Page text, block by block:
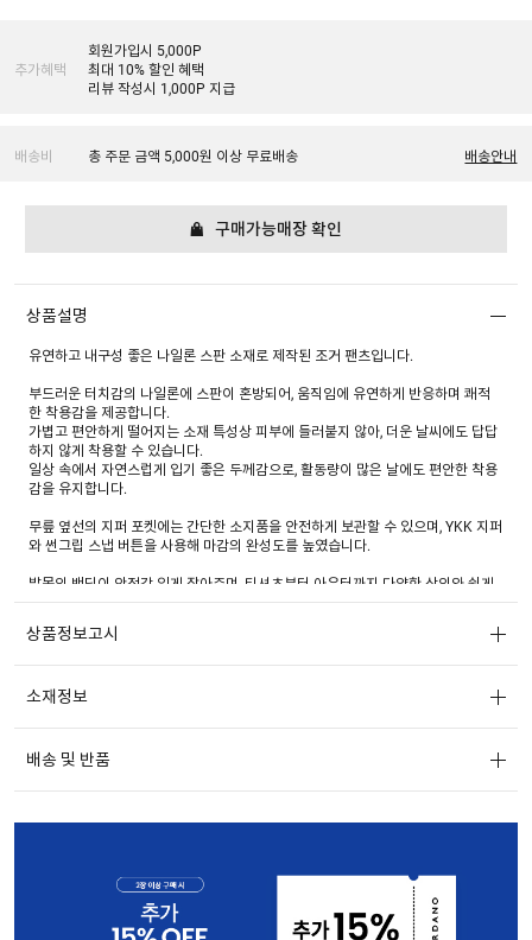
추가혜택
회원가입시 5,000P
최대 10% 할인 혜택
리뷰 작성시 1,000P 지급
배송비 총 주문 금액 5,000원 이상 무료배송 배송안내
구매가능매장 확인
상품설명
유연하고 내구성 좋은 나일론 스판 소재로 제작된 조거 팬츠입니다.
부드러운 터치감의 나일론에 스판이 혼방되어, 움직임에 유연하게 반응하며 쾌적
한 착용감을 제공합니다.
가볍고 편안하게 떨어지는 소재 특성상 피부에 들러붙지 않아, 더운 날씨에도 답답
하지 않게 착용할 수 있습니다.
일상 속에서 자연스럽게 입기 좋은 두께감으로, 활동량이 많은 날에도 편안한 착용
감을 유지합니다.
무릎 옆선의 지퍼 포켓에는 간단한 소지품을 안전하게 보관할 수 있으며, YKK 지퍼
와 썬그립 스냅 버튼을 사용해 마감의 완성도를 높였습니다.
발목의 밴딩이 안정감 있게 잡아주며, 티셔츠부터 아우터까지 다양한 상의와 쉽게
매치할 수 있어 매일 손이 가는 아이템입니다.
상품정보고시
소재정보
배송 및 반품